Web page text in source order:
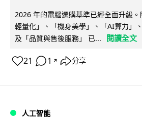
2026 年的電腦選購基準已經全面升級
輕量化」、「機身美學」、「AI算力」
及「品質與售後服務」 已...
閱讀全文
21 1 ↗ 分享
人工智能